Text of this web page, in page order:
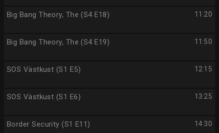
11:20
Big Bang Theory, The (S4 E18)
11:50
Big Bang Theory, The (S4 E19)
12:15
SOS Västkust (S1 E5)
13:25
SOS Västkust (S1 E6)
14:30
Border Security (S1 E11)